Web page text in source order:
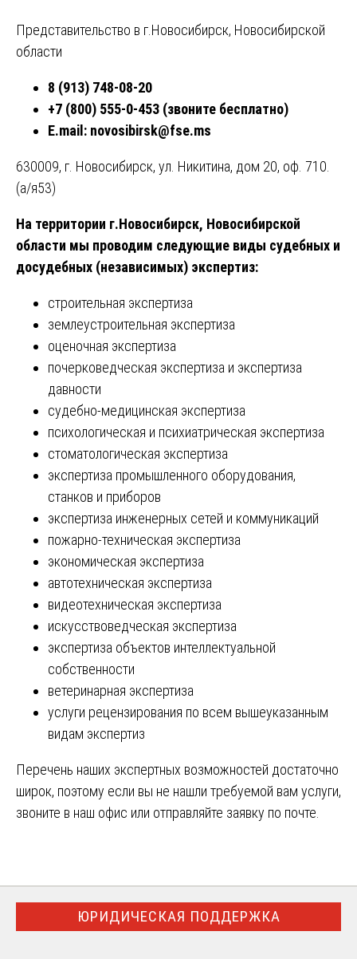
Представительство в г.Новосибирск, Новосибирской
области
8 (913) 748-08-20
+7 (800) 555-0-453 (звоните бесплатно)
E.mail: novosibirsk@fse.ms
630009, г. Новосибирск, ул. Никитина, дом 20, оф. 710.
(а/я53)
На территории г.Новосибирск, Новосибирской
области мы проводим следующие виды судебных и
досудебных (независимых) экспертиз:
строительная экспертиза
землеустроительная экспертиза
оценочная экспертиза
почерковедческая экспертиза и экспертиза
давности
судебно-медицинская экспертиза
психологическая и психиатрическая экспертиза
стоматологическая экспертиза
экспертиза промышленного оборудования,
станков и приборов
экспертиза инженерных сетей и коммуникаций
пожарно-техническая экспертиза
экономическая экспертиза
автотехническая экспертиза
видеотехническая экспертиза
искусствоведческая экспертиза
экспертиза объектов интеллектуальной
собственности
ветеринарная экспертиза
услуги рецензирования по всем вышеуказанным
видам экспертиз
Перечень наших экспертных возможностей достаточно
широк, поэтому если вы не нашли требуемой вам услуги,
звоните в наш офис или отправляйте заявку по почте.
ЮРИДИЧЕСКАЯ ПОДДЕРЖКА